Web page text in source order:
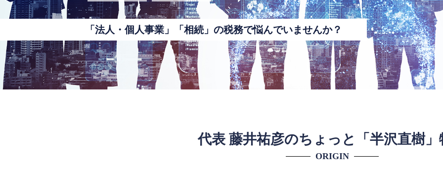
「法人・個人事業」「相続」の税務で悩んでいませんか？
代表 藤井祐彦のちょっと「半沢直樹」
ORIGIN